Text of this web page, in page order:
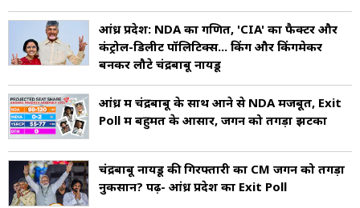
आंध्र प्रदेश: NDA का गणित, 'CIA' का फैक्टर और
कंट्रोल-डिलीट पॉलिटिक्स... किंग और किंगमेकर
बनकर लौटे चंद्रबाबू नायडू
आंध्र में चंद्रबाबू के साथ आने से NDA मजबूत, Exit
Poll में बहुमत के आसार, जगन को तगड़ा झटका
चंद्रबाबू नायडू की गिरफ्तारी का CM जगन को तगड़ा
नुकसान? पढ़ें- आंध्र प्रदेश का Exit Poll